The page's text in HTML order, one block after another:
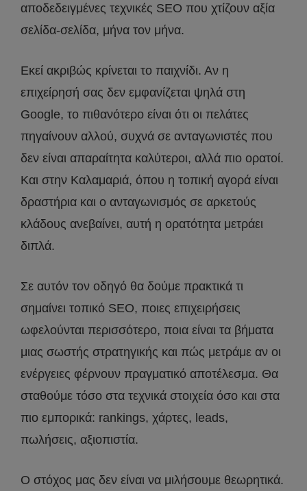
αποδεδειγμένες τεχνικές SEO που χτίζουν αξία
σελίδα-σελίδα, μήνα τον μήνα.
Εκεί ακριβώς κρίνεται το παιχνίδι. Αν η
επιχείρησή σας δεν εμφανίζεται ψηλά στη
Google, το πιθανότερο είναι ότι οι πελάτες
πηγαίνουν αλλού, συχνά σε ανταγωνιστές που
δεν είναι απαραίτητα καλύτεροι, αλλά πιο ορατοί.
Και στην Καλαμαριά, όπου η τοπική αγορά είναι
δραστήρια και ο ανταγωνισμός σε αρκετούς
κλάδους ανεβαίνει, αυτή η ορατότητα μετράει
διπλά.
Σε αυτόν τον οδηγό θα δούμε πρακτικά τι
σημαίνει τοπικό SEO, ποιες επιχειρήσεις
ωφελούνται περισσότερο, ποια είναι τα βήματα
μιας σωστής στρατηγικής και πώς μετράμε αν οι
ενέργειες φέρνουν πραγματικό αποτέλεσμα. Θα
σταθούμε τόσο στα τεχνικά στοιχεία όσο και στα
πιο εμπορικά: rankings, χάρτες, leads,
πωλήσεις, αξιοπιστία.
Ο στόχος μας δεν είναι να μιλήσουμε θεωρητικά.